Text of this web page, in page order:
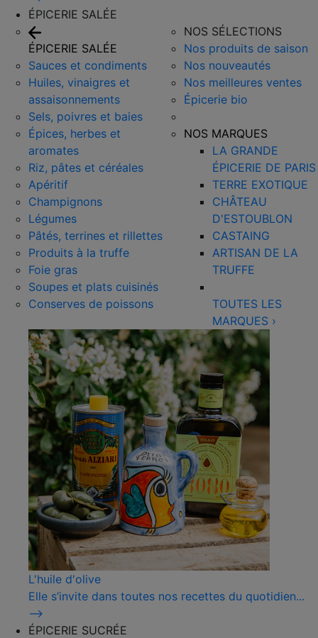
ÉPICERIE SALÉE
ÉPICERIE SALÉE
Sauces et condiments
Huiles, vinaigres et
assaisonnements
Sels, poivres et baies
Épices, herbes et
aromates
Riz, pâtes et céréales
Apéritif
Champignons
Légumes
Pâtés, terrines et rillettes
Produits à la truffe
Foie gras
Soupes et plats cuisinés
Conserves de poissons
NOS SÉLECTIONS
Nos produits de saison
Nos nouveautés
Nos meilleures ventes
Épicerie bio
NOS MARQUES
LA GRANDE
ÉPICERIE DE PARIS
TERRE EXOTIQUE
CHÂTEAU
D'ESTOUBLON
CASTAING
ARTISAN DE LA
TRUFFE
TOUTES LES
MARQUES ›
L'huile d'olive
Elle s’invite dans toutes nos recettes du quotidien...
⟶
ÉPICERIE SUCRÉE